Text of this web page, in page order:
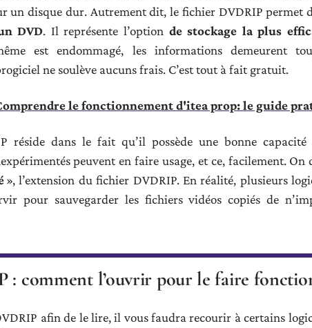
un disque dur. Autrement dit, le fichier DVDRIP permet
DVD. Il représente l’option de stockage la plus
est endommagé, les informations demeurent
ne soulève aucuns frais. C’est tout à fait gratuit.
le fonctionnement d'itea prop: le guide
réside dans le fait qu’il possède une bonne capacité
peuvent en faire usage, et ce, facilement. On
», l’extension du fichier DVDRIP. En réalité, plusieurs
pour sauvegarder les fichiers vidéos copiés de
: comment l’ouvrir pour le faire
afin de le lire, il vous faudra recourir à certains